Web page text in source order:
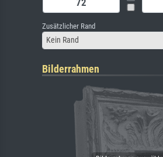
Zusätzlicher Rand
Kein Rand
Bilderrahmen